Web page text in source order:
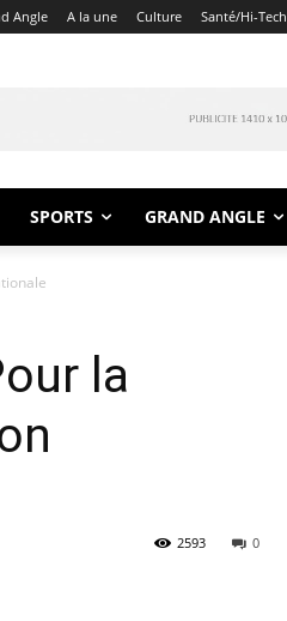
Angle A la une Culture Santé/Hi-Tech
SPORTS GRAND ANGLE
la
0
2593